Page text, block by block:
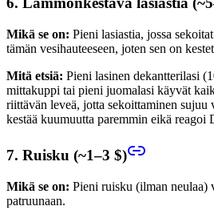
Mikä se on: Pieni lasiastia, jossa
tämän vesihauteeseen, joten sen on
Mitä etsiä: Pieni lasinen dekantterilasi
mittakuppi tai pieni juomalasi käyvät
riittävän leveä, jotta sekoittaminen sujuu
kestää kuumuutta paremmin eikä reagoi
7. Ruisku (~1–3 $)
Mikä se on: Pieni ruisku (ilman neulaa)
patruunaan.